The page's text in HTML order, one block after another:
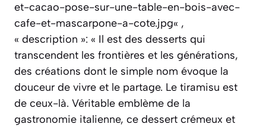
et-cacao-pose-sur-une-table-en-bois-avec-
cafe-et-mascarpone-a-cote.jpg« ,
« description »: « Il est des desserts qui
transcendent les frontières et les générations,
des créations dont le simple nom évoque la
douceur de vivre et le partage. Le tiramisu est
de ceux-là. Véritable emblème de la
gastronomie italienne, ce dessert crémeux et